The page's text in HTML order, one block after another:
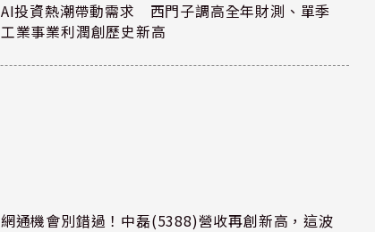
AI投資熱潮帶動需求 西門子調高全年財測、單季
工業事業利潤創歷史新高
網通機會別錯過！中磊(5388)營收再創新高，這波